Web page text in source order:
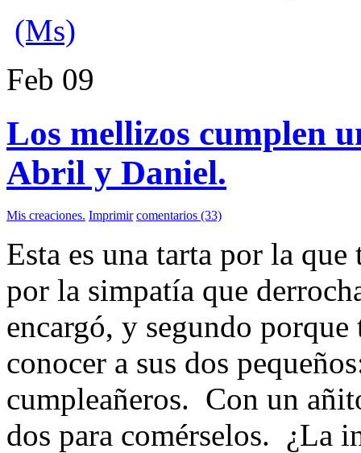
(Ms)
Feb 09
Los mellizos cumplen
Abril y Daniel.
Mis creaciones. Imprimir comentarios (33)
Esta es una tarta por la
por la simpatía que
encargó, y segundo
conocer a sus dos
cumpleañeros. Con un
dos para comérselos. ¿La